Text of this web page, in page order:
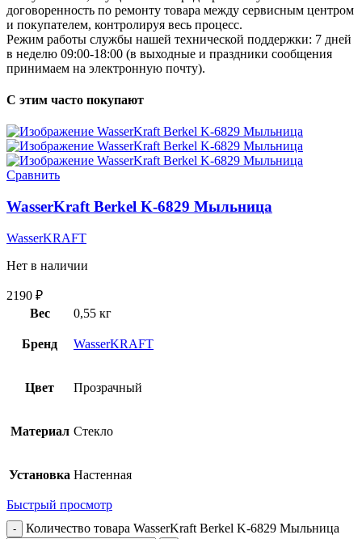
договоренность по ремонту товара между сервисным центром
и покупателем, контролируя весь процесс.
Режим работы службы нашей технической поддержки: 7 дней
в неделю 09:00-18:00 (в выходные и праздники сообщения
принимаем на электронную почту).
С этим часто покупают
Сравнить
WasserKraft Berkel K-6829 Мыльница
WasserKRAFT
Нет в наличии
2190 ₽
Вес
0,55 кг
Бренд WasserKRAFT
Цвет Прозрачный
Материал Стекло
Установка Настенная
Быстрый просмотр
Количество товара WasserKraft Berkel K-6829 Мыльница